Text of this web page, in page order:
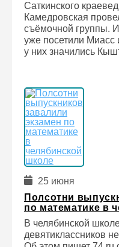
Саткинского
Камедровская
съёмочной группы.
уже посетили Миасс
у них значились
25 июня
Полсотни
по математике в
В челябинской
девятиклассников